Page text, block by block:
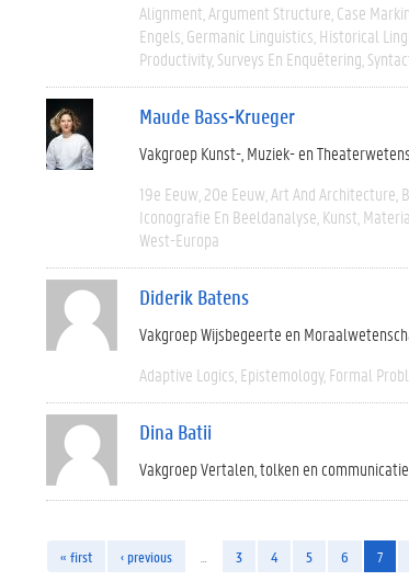
Alignment Argument Structure Case
Engels Germanic Linguistics Historical
Productivity Surveys En Enquêtering
Maude Bass-Krueger
Vakgroep Kunst-, Muziek- en
19e Eeuw 20e Eeuw Art And Architecture
Iconografie En Beeldanalyse Kunst
West-Europa
Diderik Batens
Vakgroep Wijsbegeerte en
Adaptive Logics Epistemology Formal
Dina Batii
Vakgroep Vertalen, tolken en communicatie
« first ‹ previous 3 4 5 6 7